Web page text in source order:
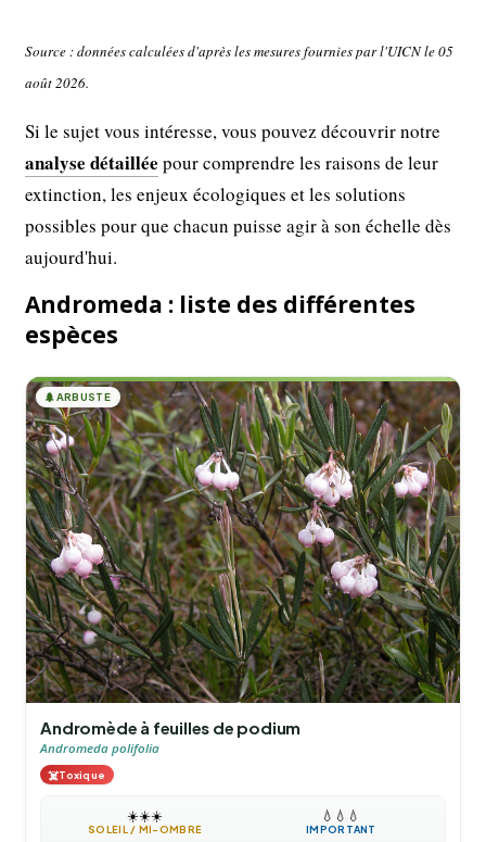
Source : données calculées d'après les mesures fournies par l'UICN le 05
août 2026.
Si le sujet vous intéresse, vous pouvez découvrir notre
analyse détaillée pour comprendre les raisons de leur
extinction, les enjeux écologiques et les solutions
possibles pour que chacun puisse agir à son échelle dès
aujourd'hui.
Andromeda : liste des différentes
espèces
🌲ARBUSTE
Andromède à feuilles de podium
Andromeda polifolia
☠️Toxique
☀️☀️☀️
SOLEIL / MI-OMBRE
💧 💧 💧
IMPORTANT